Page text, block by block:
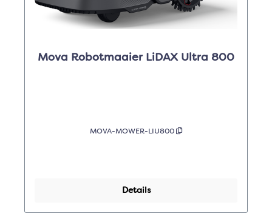
Mova Robotmaaier LiDAX Ultra 800
MOVA-MOWER-LIU800
Details